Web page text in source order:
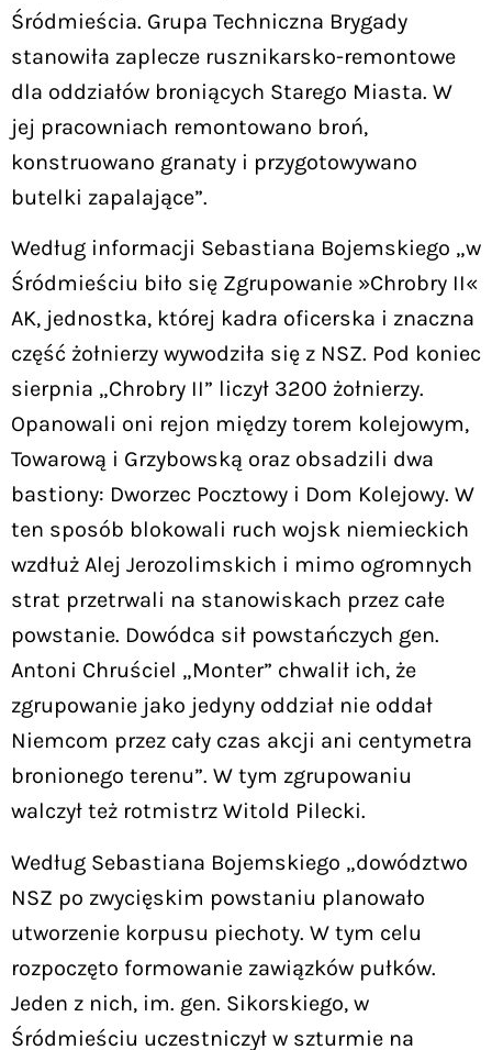
Śródmieścia. Grupa Techniczna Brygady
stanowiła zaplecze rusznikarsko-remontowe
dla oddziałów broniących Starego Miasta. W
jej pracowniach remontowano broń,
konstruowano granaty i przygotowywano
butelki zapalające”.
Według informacji Sebastiana Bojemskiego „w
Śródmieściu biło się Zgrupowanie »Chrobry II«
AK, jednostka, której kadra oficerska i znaczna
część żołnierzy wywodziła się z NSZ. Pod koniec
sierpnia „Chrobry II” liczył 3200 żołnierzy.
Opanowali oni rejon między torem kolejowym,
Towarową i Grzybowską oraz obsadzili dwa
bastiony: Dworzec Pocztowy i Dom Kolejowy. W
ten sposób blokowali ruch wojsk niemieckich
wzdłuż Alej Jerozolimskich i mimo ogromnych
strat przetrwali na stanowiskach przez całe
powstanie. Dowódca sił powstańczych gen.
Antoni Chruściel „Monter” chwalił ich, że
zgrupowanie jako jedyny oddział nie oddał
Niemcom przez cały czas akcji ani centymetra
bronionego terenu”. W tym zgrupowaniu
walczył też rotmistrz Witold Pilecki.
Według Sebastiana Bojemskiego „dowództwo
NSZ po zwycięskim powstaniu planowało
utworzenie korpusu piechoty. W tym celu
rozpoczęto formowanie zawiązków pułków.
Jeden z nich, im. gen. Sikorskiego, w
Śródmieściu uczestniczył w szturmie na